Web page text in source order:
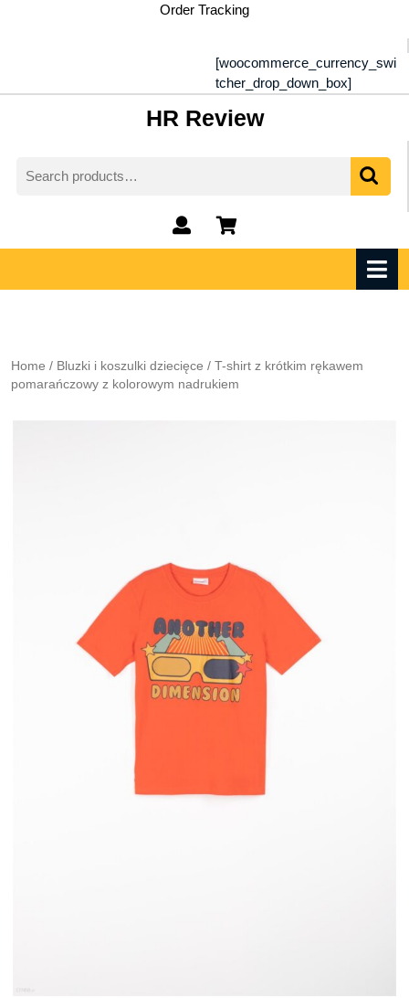
Order Tracking
[woocommerce_currency_swi
tcher_drop_down_box]
HR Review
for:
My
Account
shopping
cart
Home / Bluzki i koszulki dziecięce / T-shirt z krótkim rękawem
pomarańczowy z kolorowym nadrukiem